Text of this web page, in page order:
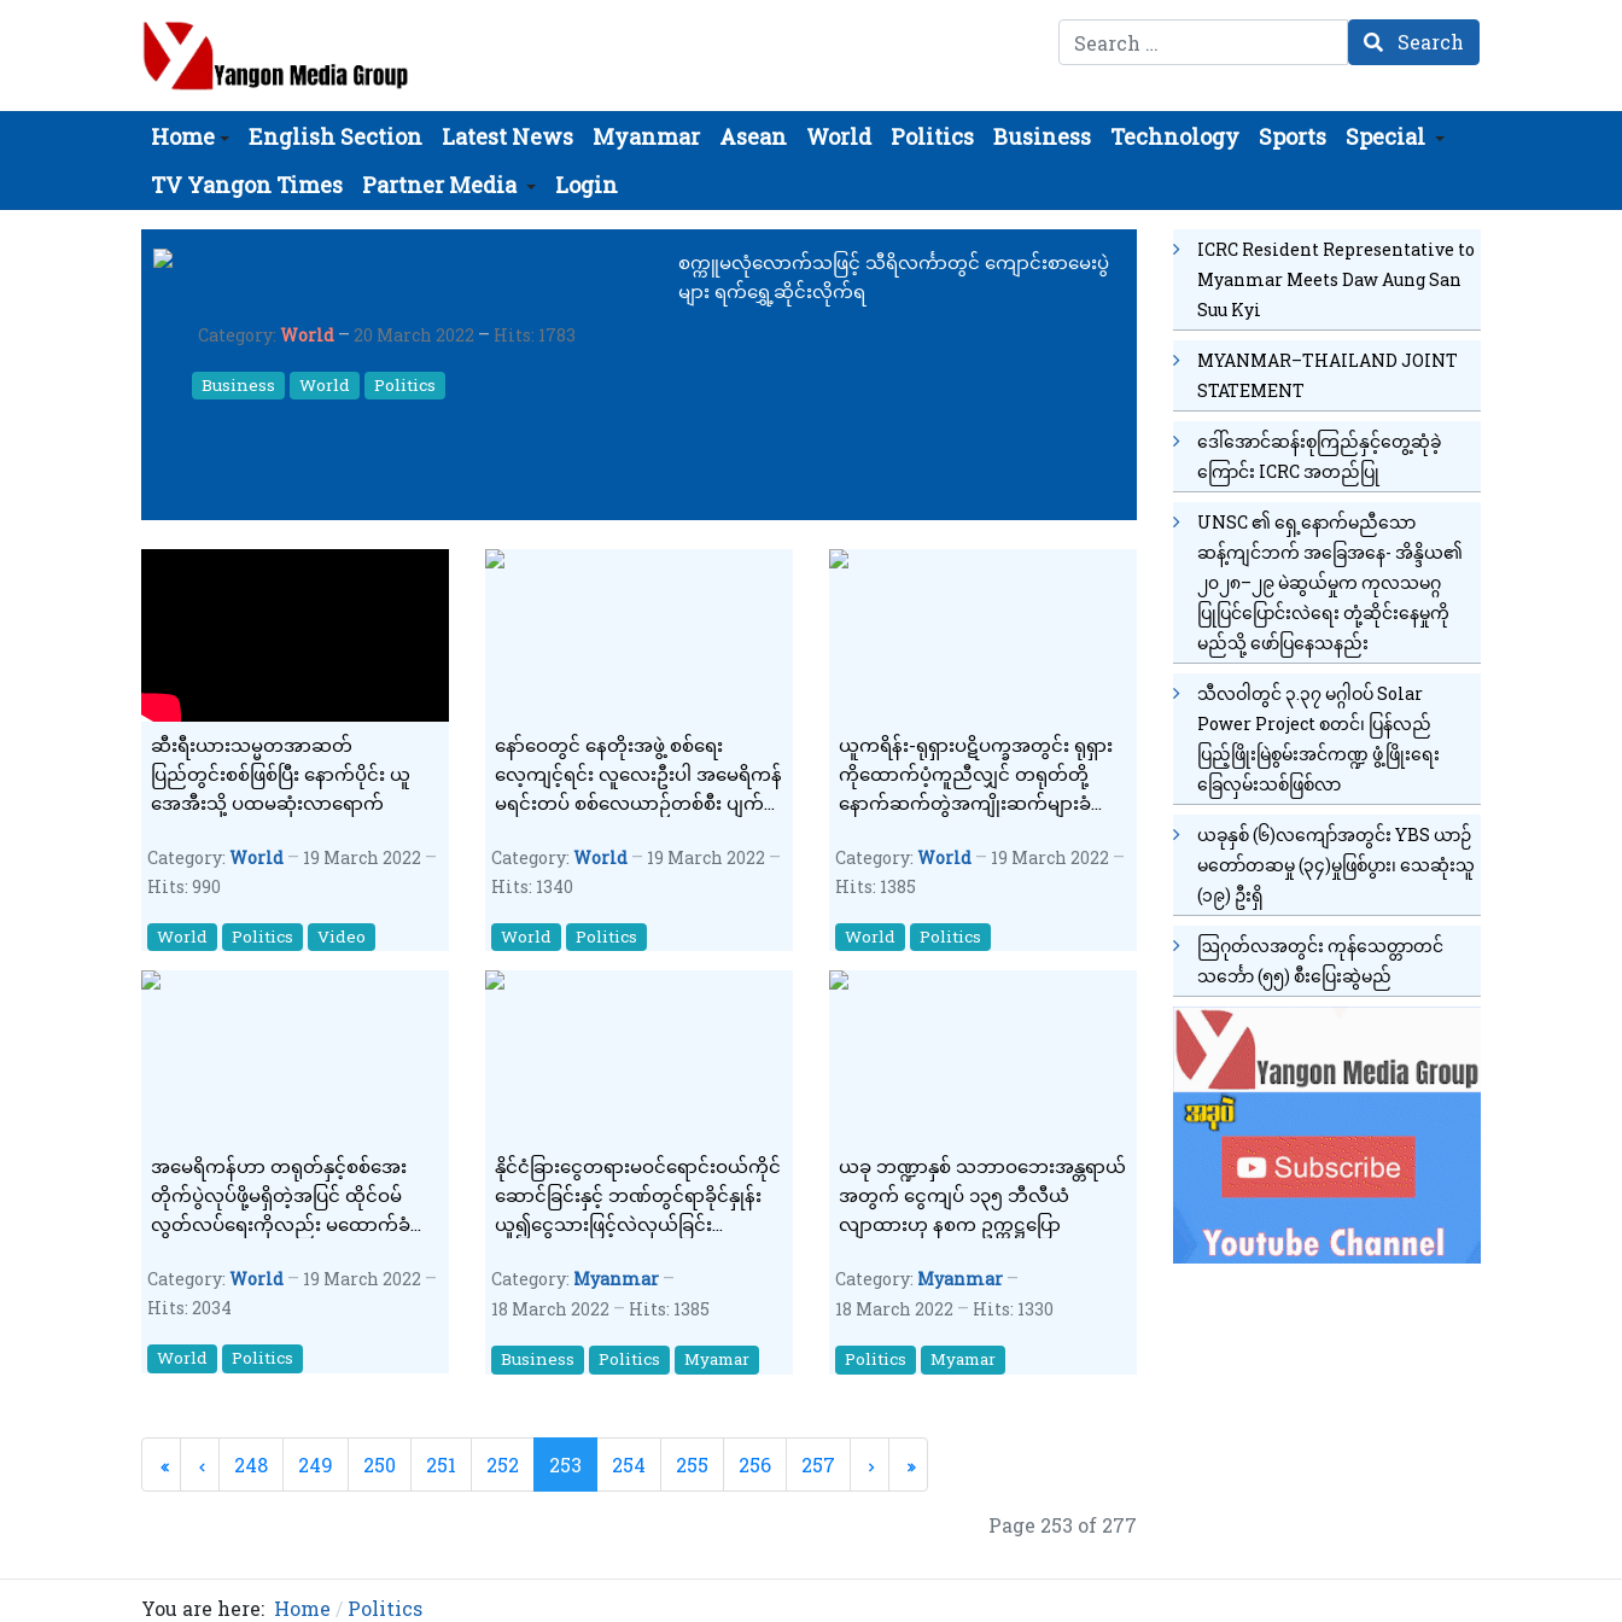
Search Search
Home English Section Latest News Myanmar Asean World Politics Business Technology Sports
Special
TV Yangon Times
Partner Media Login
စက္ကူမလုံလောက်သဖြင့် သီရိလင်္ကာတွင် ကျောင်းစာမေးပွဲ
များ ရက်ရွှေ့ဆိုင်းလိုက်ရ
Category: World 20 March 2022 Hits: 1783
Business World Politics
ဆီးရီးယားသမ္မတအာဆတ်
ပြည်တွင်းစစ်ဖြစ်ပြီး နောက်ပိုင်း ယူ
အေအီးသို့ ပထမဆုံးလာရောက်
Category: World
19 March 2022
Hits: 990
World Politics Video
နော်ဝေတွင် နေတိုးအဖွဲ့ စစ်ရေး
လေ့ကျင့်ရင်း လူလေးဦးပါ အမေရိကန်
မရင်းတပ် စစ်လေယာဉ်တစ်စီး ပျက်
Category: World
19 March 2022
Hits: 1340
World Politics
ယူကရိန်း-ရုရှားပဋိပက္ခအတွင်း ရုရှား
ကိုထောက်ပံ့ကူညီလျှင် တရုတ်တို့
နောက်ဆက်တွဲအကျိုးဆက်များခံစား
သတိပေး
Category: World
19 March 2022
Hits: 1385
World Politics
အမေရိကန်ဟာ တရုတ်နှင့်စစ်အေး
တိုက်ပွဲလုပ်ဖို့မရှိတဲ့အပြင် ထိုင်ဝမ်
လွတ်လပ်ရေးကိုလည်း မထောက်ခံဘူး
မတရှီကျင့်ဖျင်ကိုပြောကြား
Category: World
19 March 2022
Hits: 2034
World Politics
နိုင်ငံခြားငွေတရားမဝင်ရောင်းဝယ်ကိုင်
ဆောင်ခြင်းနှင့် ဘဏ်တွင်ရာခိုင်နှုန်း
ယူ၍ငွေသားဖြင့်လဲလှယ်ခြင်း
တည်ငြိမ်မှုအား ထိခိုက်စေသော
ဆောင်ရွက်မှုများကို တိုင်ကြားနိုင်
ကြောင်းသတင်းထုတ်ပြန်
Category: Myanmar
18 March 2022
Hits: 1385
Business Politics Myamar
ယခု ဘဏ္ဍာနှစ် သဘာဝဘေးအန္တရာယ်
အတွက် ငွေကျပ် ၁၃၅ ဘီလီယံ
လျာထားဟု နစက ဥက္ကဋ္ဌပြော
Category: Myanmar
18 March 2022
Hits: 1330
Politics Myamar
248 249 250 251 252 253 254 255 256 257
Page 253 of 277
ICRC Resident Representative to
Myanmar Meets Daw Aung San
Suu Kyi
MYANMAR–THAILAND JOINT
STATEMENT
ဒေါ်အောင်ဆန်းစုကြည်နှင့်တွေ့ဆုံခဲ့
ကြောင်း ICRC အတည်ပြု
UNSC ၏ ရှေ့နောက်မညီသော
ဆန့်ကျင်ဘက် အခြေအနေ- အိန္ဒိယ၏
၂၀၂၈–၂၉ မဲဆွယ်မှုက ကုလသမဂ္ဂ
ပြုပြင်ပြောင်းလဲရေး တုံ့ဆိုင်းနေမှုကို
မည်သို့ ဖော်ပြနေသနည်း
သီလဝါတွင် ၃.၃၇ မဂ္ဂါဝပ် Solar
Power Project စတင်၊ ပြန်လည်
ပြည့်ဖြိုးမြဲစွမ်းအင်ကဏ္ဍ ဖွံ့ဖြိုးရေး
ခြေလှမ်းသစ်ဖြစ်လာ
ယခုနှစ် (၆)လကျော်အတွင်း YBS ယာဉ်
မတော်တဆမှု (၃၄)မှုဖြစ်ပွား၊ သေဆုံးသူ
(၁၉) ဦးရှိ
ဩဂုတ်လအတွင်း ကုန်သေတ္တာတင်
သင်္ဘော (၅၅) စီးပြေးဆွဲမည်
You are here: Home Politics